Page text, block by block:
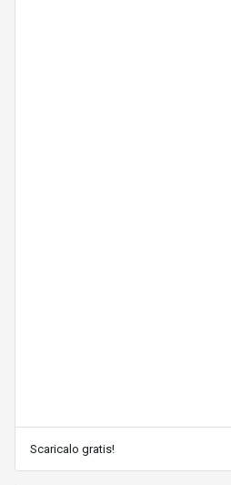
Scaricalo gratis!